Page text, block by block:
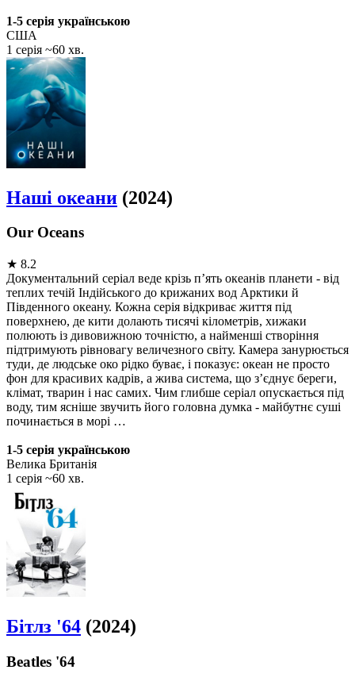
1-5 серія українською
США
1 серія ~60 хв.
Наші океани (2024)
Our Oceans
★ 8.2
Документальний серіал веде крізь п’ять океанів планети - від
теплих течій Індійського до крижаних вод Арктики й
Південного океану. Кожна серія відкриває життя під
поверхнею, де кити долають тисячі кілометрів, хижаки
полюють із дивовижною точністю, а найменші створіння
підтримують рівновагу величезного світу. Камера занурюється
туди, де людське око рідко буває, і показує: океан не просто
фон для красивих кадрів, а жива система, що з’єднує береги,
клімат, тварин і нас самих. Чим глибше серіал опускається під
воду, тим ясніше звучить його головна думка - майбутнє суші
починається в морі …
1-5 серія українською
Велика Британія
1 серія ~60 хв.
Бітлз '64 (2024)
Beatles '64